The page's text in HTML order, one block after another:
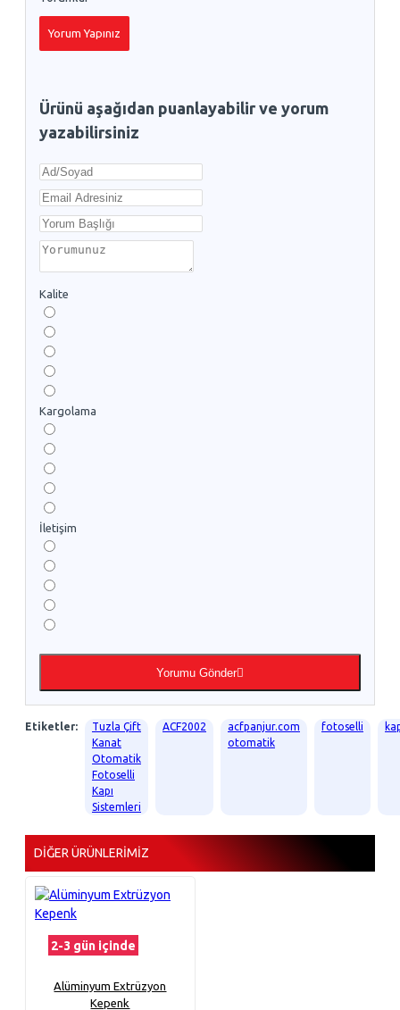
Yorum Yapınız
Ürünü aşağıdan puanlayabilir ve yorum
yazabilirsiniz
Kalite
Kargolama
İletişim
Yorumu Gönder
Etiketler:
Tuzla Çift
Kanat
Otomatik
Fotoselli
Kapı
Sistemleri
ACF2002
acfpanjur.com
otomatik
fotoselli
DIĞER ÜRÜNLERIMIZ
2-3 gün içinde
Alüminyum Extrüzyon
Kepenk